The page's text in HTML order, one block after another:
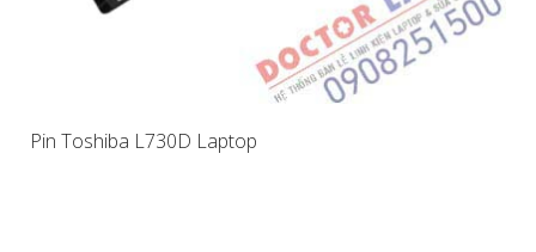
Pin Toshiba L730D Laptop